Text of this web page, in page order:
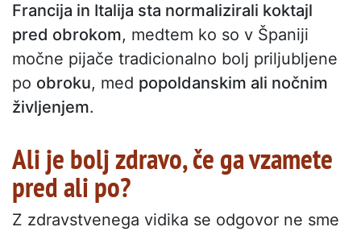
Francija in Italija sta normalizirali koktajl
pred obrokom, medtem ko so v Španiji
močne pijače tradicionalno bolj priljubljene
po obroku, med popoldanskim ali nočnim
življenjem.
Ali je bolj zdravo, če ga vzamete
pred ali po?
Z zdravstvenega vidika se odgovor ne sme